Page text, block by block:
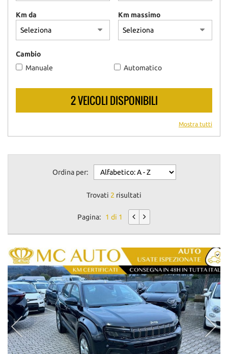
Km da Km massimo
Cambio
Manuale
Automatico
2 VEICOLI DISPONIBILI
Mostra tutti
Ordina per:
Trovati 2 risultati
Pagina: 1 di 1